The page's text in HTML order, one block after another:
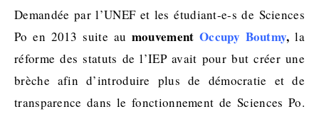
Demandée par l’UNEF et les étudiant-e-s de Sciences
Po en 2013 suite au mouvementOccupy Boutmy, la
réforme des statuts de l’IEP avait pour but créer une
brèche afin d’introduire plus de démocratie et de
transparence dans le fonctionnement de Sciences Po.